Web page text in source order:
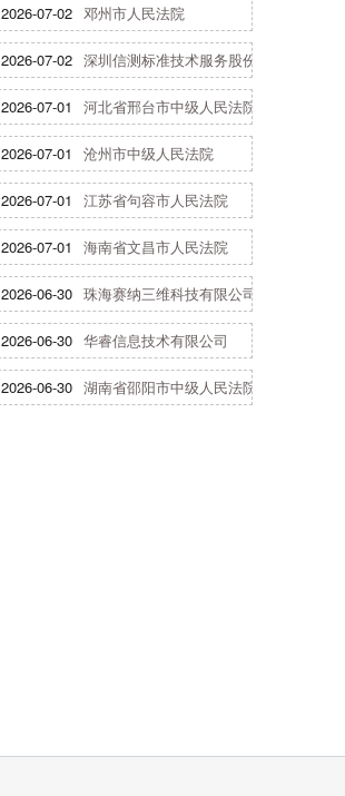
2026-07-02 邓州市人民法院
2026-07-02 深圳信测标准技术服务股份有限公司
2026-07-01 河北省邢台市中级人民法院
2026-07-01 沧州市中级人民法院
2026-07-01 江苏省句容市人民法院
2026-07-01 海南省文昌市人民法院
2026-06-30 珠海赛纳三维科技有限公司
2026-06-30 华睿信息技术有限公司
2026-06-30 湖南省邵阳市中级人民法院